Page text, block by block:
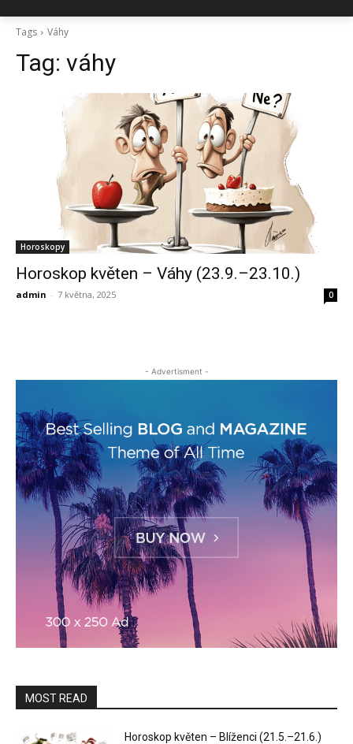
Tags Váhy
Tag: váhy
Horoskopy
Horoskop květen – Váhy (23.9.–23.10.)
admin - 7 května, 2025 0
- Advertisment -
MOST READ
Horoskop květen – Blíženci (21.5.–21.6.)